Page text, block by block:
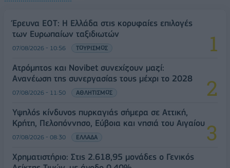
Έρευνα ΕΟΤ: Η Ελλάδα στις κορυφαίες επιλογές
των Ευρωπαίων ταξιδιωτών
07/08/2026 - 10:56 ΤΟΥΡΙΣΜΟΣ
Ατρόμητος και Novibet συνεχίζουν μαζί:
Ανανέωση της συνεργασίας τους μέχρι το 2028
07/08/2026 - 11:50 ΑΘΛΗΤΙΣΜΟΣ
Υψηλός κίνδυνος πυρκαγιάς σήμερα σε Αττική,
Κρήτη, Πελοπόννησο, Εύβοια και νησιά του Αιγαίου
07/08/2026 - 08:30 ΕΛΛΑΔΑ
Χρηματιστήριο: Στις 2.618,95 μονάδες ο Γενικός